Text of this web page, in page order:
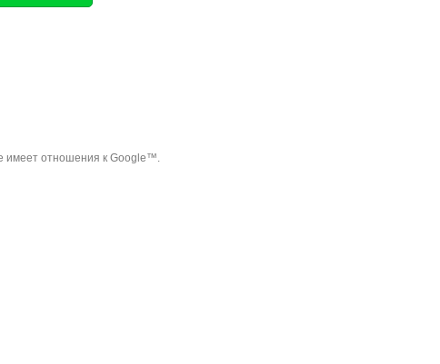
имеет отношения к Google™.